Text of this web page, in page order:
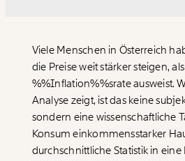
Veränderung
Viele Menschen in Österreich
die Preise weit stärker steigen,
%%Inflation%%srate ausweist.
Analyse zeigt, ist das keine
sondern eine wissenschaftliche
Konsum einkommensstarker
durchschnittliche Statistik in